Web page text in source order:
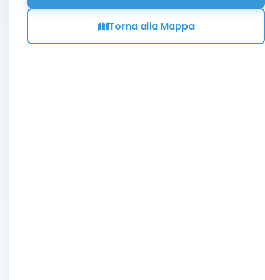
Torna alla Mappa